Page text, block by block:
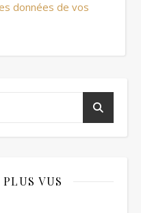
données de vos
VUS